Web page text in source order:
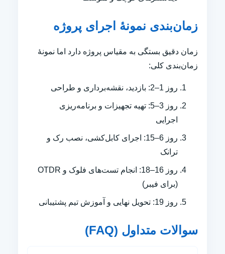
زمان‌بندی نمونهٔ اجرای پروژه
زمان دقیق بستگی به مقیاس پروژه دارد اما نمونهٔ
زمان‌بندی کلی:
روز 1–2: بازدید، نقشه‌برداری و طراحی
روز 3–5: تهیه تجهیزات و برنامه‌ریزی
اجرایی
روز 6–15: اجرای کابل‌کشی، نصب رک و
ترانک
روز 16–18: انجام تست‌های فلوک و OTDR
(برای فیبر)
روز 19: تحویل نهایی و آموزش تیم پشتیبانی
سوالات متداول (FAQ)